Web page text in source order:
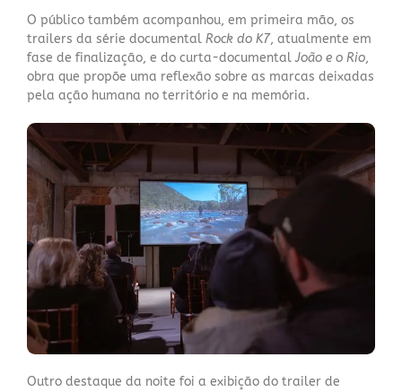
O público também acompanhou, em primeira mão, os
trailers da série documental Rock do K7, atualmente em
fase de finalização, e do curta-documentalJoão e o Rio,
obra que propõe uma reflexão sobre as marcas deixadas
pela ação humana no território e na memória.
Outro destaque da noite foi a exibição do trailer de